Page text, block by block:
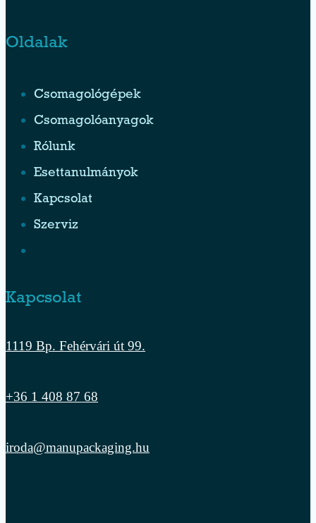
Oldalak
Csomagológépek
Csomagolóanyagok
Rólunk
Esettanulmányok
Kapcsolat
Szerviz
Kapcsolat
1119 Bp. Fehérvári út 99.
+36 1 408 87 68
iroda@manupackaging.hu